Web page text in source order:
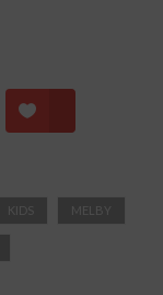
KIDS MELBY